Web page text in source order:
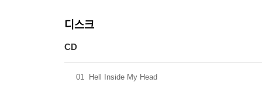
디스크
CD
01 Hell Inside My Head